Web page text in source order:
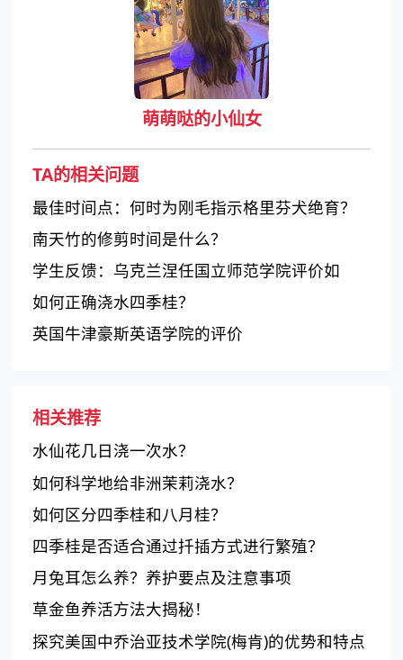
萌萌哒的小仙女
TA的相关问题
最佳时间点：何时为刚毛指示格里芬犬绝育？
南天竹的修剪时间是什么？
学生反馈：乌克兰涅任国立师范学院评价如
何？
如何正确浇水四季桂？
英国牛津豪斯英语学院的评价
相关推荐
水仙花几日浇一次水？
如何科学地给非洲茉莉浇水？
如何区分四季桂和八月桂？
四季桂是否适合通过扦插方式进行繁殖？
月兔耳怎么养？养护要点及注意事项
草金鱼养活方法大揭秘！
探究美国中乔治亚技术学院(梅肯)的优势和特点